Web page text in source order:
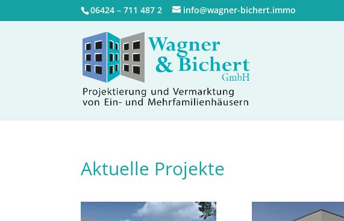
06424 – 711 487 2 info@wagner-bichert.immo
Aktuelle Projekte